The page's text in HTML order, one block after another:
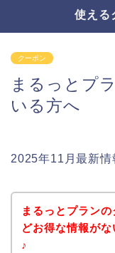
使える
クーポン
まるっとプ
いる方へ
2025年11月最新情
まるっとプラン
どお得な情報が
♪